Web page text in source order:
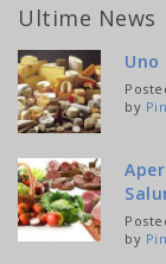
Ultime News
Uno
by
by